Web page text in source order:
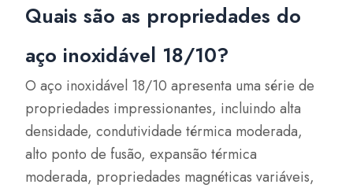
Quais são as propriedades do
aço inoxidável 18/10?
O aço inoxidável 18/10 apresenta uma série de
propriedades impressionantes, incluindo alta
densidade, condutividade térmica moderada,
alto ponto de fusão, expansão térmica
moderada, propriedades magnéticas variáveis,